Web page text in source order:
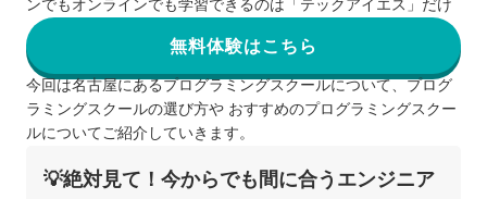
ンでもオンラインでも学習できるのは「テックアイエス」だけ
無料体験はこちら
今回は名古屋にあるプログラミングスクールについて、プログ
ラミングスクールの選び方や おすすめのプログラミングスクー
ルについてご紹介していきます。
💡絶対見て！今からでも間に合うエンジニア